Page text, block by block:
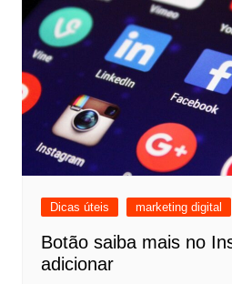
Dicas úteis marketing digital
Botão saiba mais no
adicionar